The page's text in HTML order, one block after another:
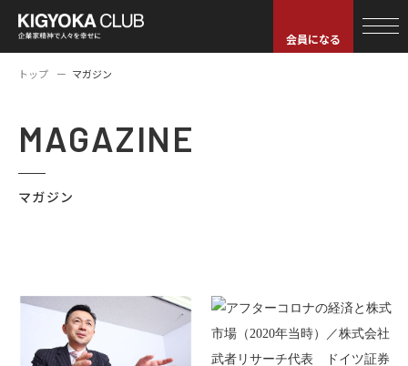
会員になる
トップ マガジン
MAGAZINE
マガジン